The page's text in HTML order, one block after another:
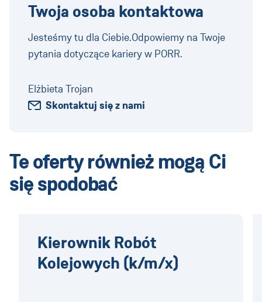
Twoja osoba kontaktowa
Jesteśmy tu dla Ciebie.Odpowiemy na Twoje
pytania dotyczące kariery w PORR.
Elżbieta Trojan
Skontaktuj się z nami
Te oferty również mogą Ci
się spodobać
Kierownik Robót
Kolejowych (k/m/x)